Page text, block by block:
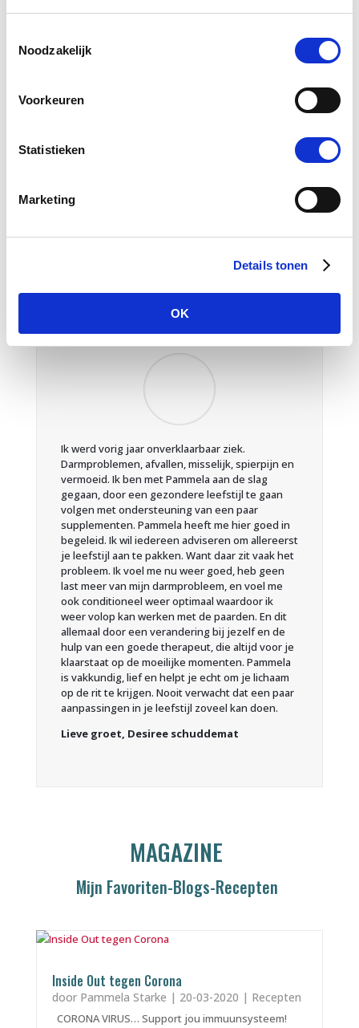
Noodzakelijk
Voorkeuren
Statistieken
Marketing
Details tonen
OK
Ik ben iemand die alleen aan wat begint en het
kunt leven en kan op elke vraag een antwoord
gezond mogelijk te leven! Dank je Pammela!
Ik werd vorig jaar onverklaarbaar ziek.
Darmproblemen, afvallen, misselijk, spierpijn en
vermoeid. Ik ben met Pammela aan de slag
gegaan, door een gezondere leefstijl te gaan
volgen met ondersteuning van een paar
supplementen. Pammela heeft me hier goed in
begeleid. Ik wil iedereen adviseren om allereerst
je leefstijl aan te pakken. Want daar zit vaak het
probleem. Ik voel me nu weer goed, heb geen
last meer van mijn darmprobleem, en voel me
ook conditioneel weer optimaal waardoor ik
weer volop kan werken met de paarden. En dit
allemaal door een verandering bij jezelf en de
hulp van een goede therapeut, die altijd voor je
klaarstaat op de moeilijke momenten. Pammela
is vakkundig, lief en helpt je echt om je lichaam
op de rit te krijgen. Nooit verwacht dat een paar
aanpassingen in je leefstijl zoveel kan doen.
Lieve groet, Desiree schuddemat
MAGAZINE
Mijn Favoriten-Blogs-Recepten
Inside Out tegen Corona
door Pammela Starke | 20-03-2020 | Recepten
CORONA VIRUS… Support jou immuunsysteem!